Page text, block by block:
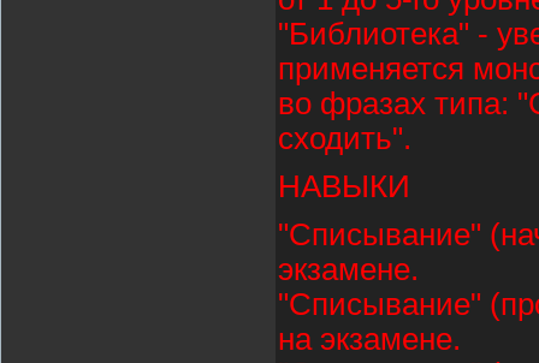
"Библиотека" -
применяется
во фразах типа:
сходить".
НАВЫКИ
"Списывание"
экзамене.
"Списывание"
на экзамене.